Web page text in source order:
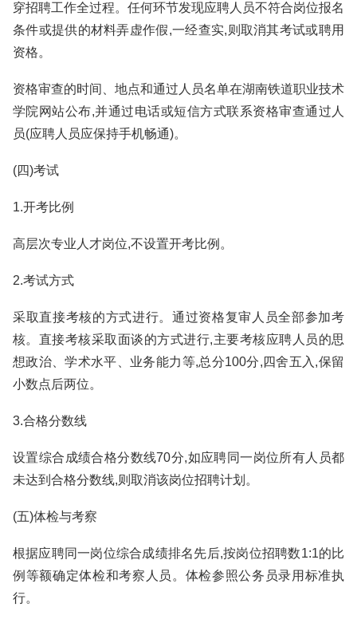
穿招聘工作全过程。任何环节发现应聘人员不符合岗位报名
条件或提供的材料弄虚作假,一经查实,则取消其考试或聘用
资格。
资格审查的时间、地点和通过人员名单在湖南铁道职业技术
学院网站公布,并通过电话或短信方式联系资格审查通过人
员(应聘人员应保持手机畅通)。
(四)考试
1.开考比例
高层次专业人才岗位,不设置开考比例。
2.考试方式
采取直接考核的方式进行。通过资格复审人员全部参加考
核。直接考核采取面谈的方式进行,主要考核应聘人员的思
想政治、学术水平、业务能力等,总分100分,四舍五入,保留
小数点后两位。
3.合格分数线
设置综合成绩合格分数线70分,如应聘同一岗位所有人员都
未达到合格分数线,则取消该岗位招聘计划。
(五)体检与考察
根据应聘同一岗位综合成绩排名先后,按岗位招聘数1:1的比
例等额确定体检和考察人员。体检参照公务员录用标准执
行。